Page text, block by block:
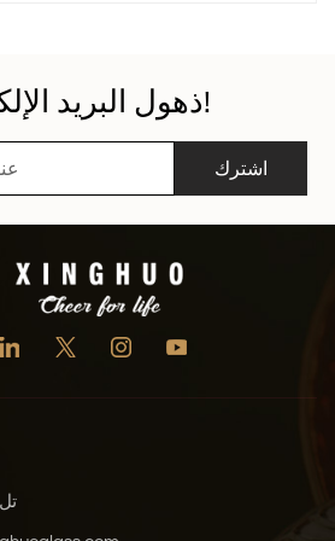
ولمعانًا. مبرد نبيذ زجاجي
الكريستالي الشفاف وشكله
الكريستالي خيارًا مفضلًا لدى عشاق
تسمح فقط برؤية لون النبيذ بوضوح،
بجماله وهو يتدفق أثناء عملية النقع.
أصالة. الوظائف العملية لمنعش
النبيذ الأحمر مع مراعاة خصائص النبيذ.
التحكم في سرعة وكمية السكب. يتنفس
القارورة تدريجيًا روائح مُركّبة، كالفواكه
مجموعة دوارق الكريستال الزجاجية
ذهول البريد الإلكتروني!
اشترك
تل : +86